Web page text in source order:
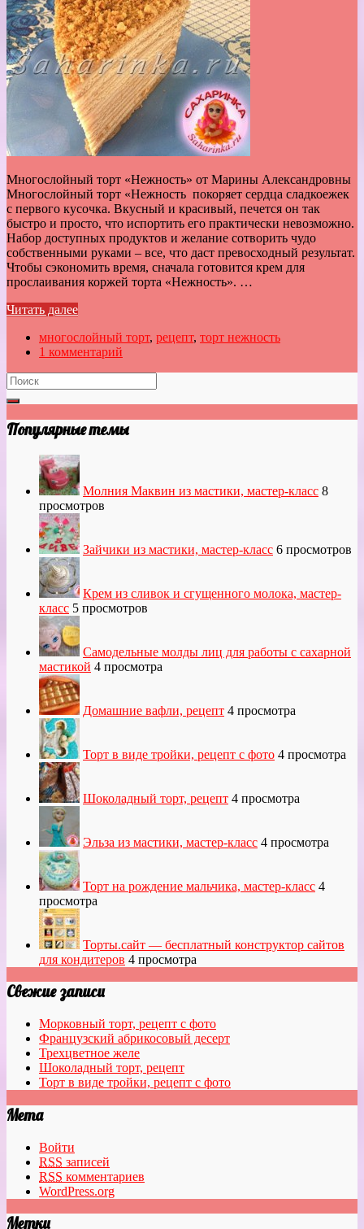
Многослойный торт «Нежность» от Марины Александровны
Многослойный торт «Нежность покоряет сердца сладкоежек
с первого кусочка. Вкусный и красивый, печется он так
быстро и просто, что испортить его практически невозможно.
Набор доступных продуктов и желание сотворить чудо
собственными руками – все, что даст превосходный результат.
Чтобы сэкономить время, сначала готовится крем для
прослаивания коржей торта «Нежность». …
Читать далее
многослойный торт, рецепт, торт нежность
1 комментарий
Популярные темы
Молния Маквин из мастики, мастер-класс 8
просмотров
Зайчики из мастики, мастер-класс 6 просмотров
Крем из сливок и сгущенного молока, мастер-
класс 5 просмотров
Самодельные молды лиц для работы с сахарной
мастикой 4 просмотра
Домашние вафли, рецепт 4 просмотра
Торт в виде тройки, рецепт с фото 4 просмотра
Шоколадный торт, рецепт 4 просмотра
Эльза из мастики, мастер-класс 4 просмотра
Торт на рождение мальчика, мастер-класс 4
просмотра
Торты.сайт — бесплатный конструктор сайтов
для кондитеров 4 просмотра
Свежие записи
Морковный торт, рецепт с фото
Французский абрикосовый десерт
Трехцветное желе
Шоколадный торт, рецепт
Торт в виде тройки, рецепт с фото
Мета
Войти
RSS записей
RSS комментариев
WordPress.org
Метки